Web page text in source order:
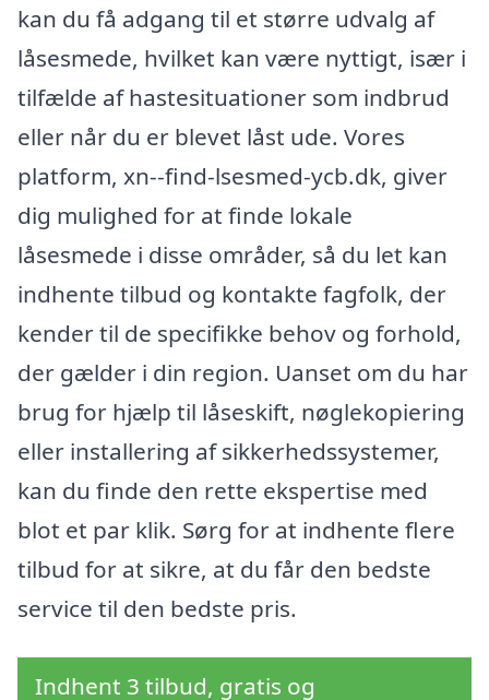
kan du få adgang til et større udvalg af
låsesmede, hvilket kan være nyttigt, især i
tilfælde af hastesituationer som indbrud
eller når du er blevet låst ude. Vores
platform, xn--find-lsesmed-ycb.dk, giver
dig mulighed for at finde lokale
låsesmede i disse områder, så du let kan
indhente tilbud og kontakte fagfolk, der
kender til de specifikke behov og forhold,
der gælder i din region. Uanset om du har
brug for hjælp til låseskift, nøglekopiering
eller installering af sikkerhedssystemer,
kan du finde den rette ekspertise med
blot et par klik. Sørg for at indhente flere
tilbud for at sikre, at du får den bedste
service til den bedste pris.
Indhent 3 tilbud, gratis og